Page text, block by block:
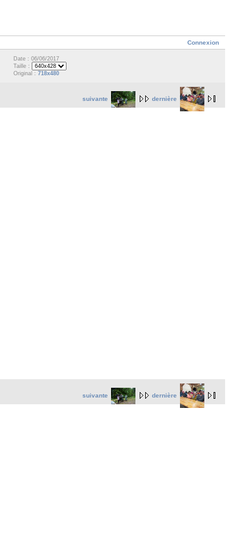
Connexion
Date : 06/06/2017
Taille :
Original : 718x480
suivante dernière
suivante dernière